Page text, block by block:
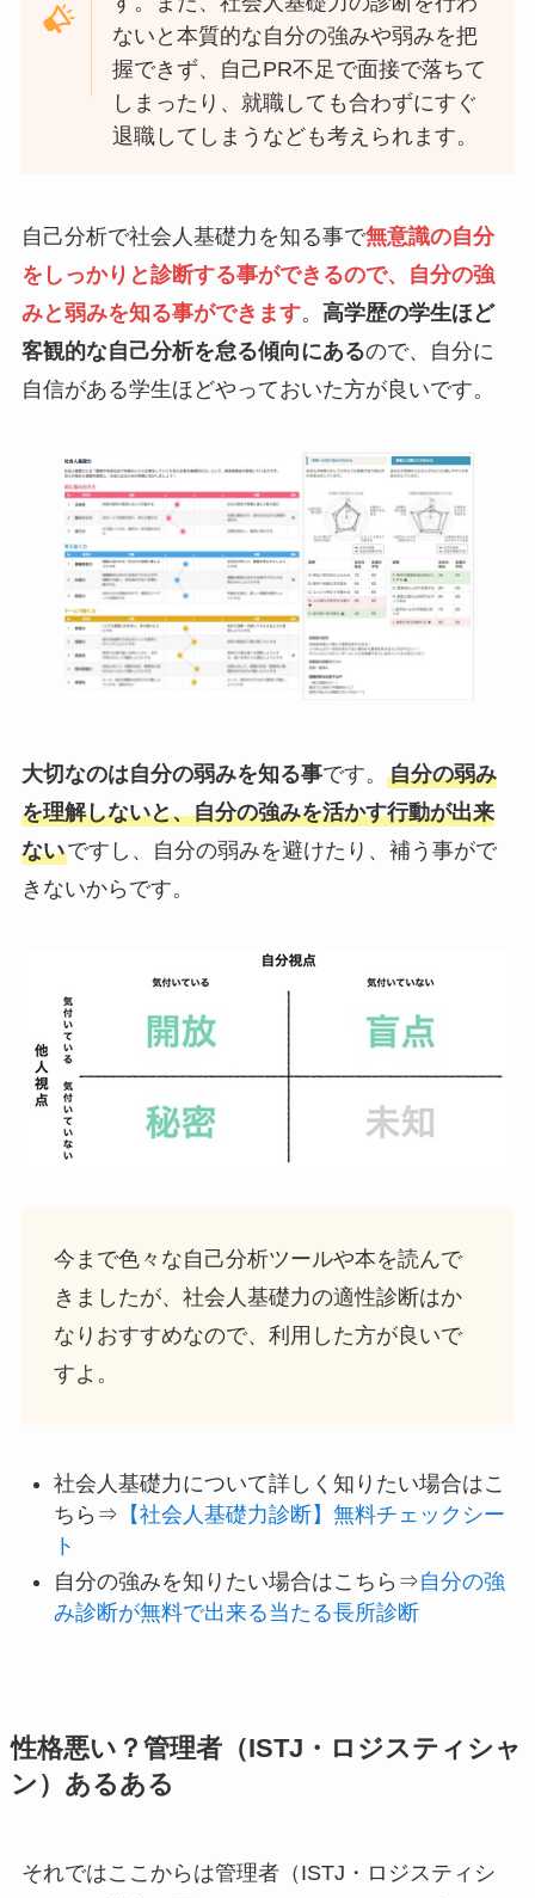
ないと本質的な自分の強みや弱みを把
握できず、自己PR不足で面接で落ちて
しまったり、就職しても合わずにすぐ
退職してしまうなども考えられます。
自己分析で社会人基礎力を知る事で無意識の自分
をしっかりと診断する事ができるので、自分の強
みと弱みを知る事ができます。 高学歴の学生ほど
客観的な自己分析を怠る傾向にあるので、自分に
自信がある学生ほどやっておいた方が良いです。
大切なのは自分の弱みを知る事です。 自分の弱み
を理解しないと、自分の強みを活かす行動が出来
ないですし、自分の弱みを避けたり、補う事がで
きないからです。
今まで色々な自己分析ツールや本を読んで
きましたが、社会人基礎力の適性診断はか
なりおすすめなので、利用した方が良いで
すよ。
社会人基礎力について詳しく知りたい場合はこ
ちら⇒ 【社会人基礎力診断】無料チェックシー
ト
自分の強みを知りたい場合はこちら⇒自分の強
み診断が無料で出来る当たる長所診断
性格悪い？管理者（ISTJ・ロジスティシャ
ン）あるある
それではここからは管理者（ISTJ・ロジスティシ